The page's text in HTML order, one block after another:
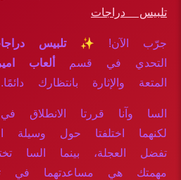
تلبيس دراجات
جرّب الآن! ✨ تلبيس
التحدي في قسم
ألعاب
المتعة والإثارة بانتظارك دائمًا.
السا وآنا قررتا الانطلاق
لكنهما اختلفتا حول وسيلة
تفضل العجلة، بينما السا
مهمتك هي مساعدتهما في